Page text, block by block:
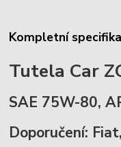
Kompletní
Tutela Car
SAE 75W-80,
Doporučení: